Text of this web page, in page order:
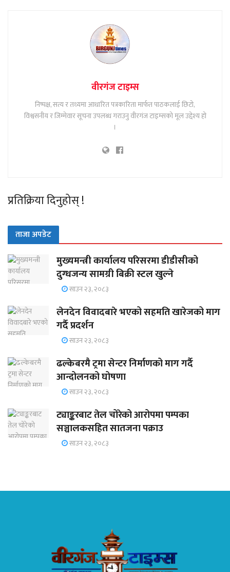
वीरगंज टाइम्स
निष्पक्ष, सत्य र तथ्यमा आधारित पत्रकारिता मार्फत पाठकलाई छिटो,
विश्वसनीय र जिम्मेवार सूचना उपलब्ध गराउनु वीरगंज टाइम्सको मूल उद्देश्य हो
।
प्रतिक्रिया दिनुहोस् !
ताजा अपडेट
मुख्यमन्त्री कार्यालय परिसरमा डीडीसीको
दुग्धजन्य सामग्री बिक्री स्टल खुल्ने
साउन २३, २०८३
लेनदेन विवादबारे भएको सहमति खारेजको माग
गर्दै प्रदर्शन
साउन २३, २०८३
ढल्केबरमै ट्रमा सेन्टर निर्माणको माग गर्दै
आन्दोलनको घोषणा
साउन २३, २०८३
ट्याङ्करबाट तेल चोरेको आरोपमा पम्पका
सञ्चालकसहित सातजना पक्राउ
साउन २३, २०८३